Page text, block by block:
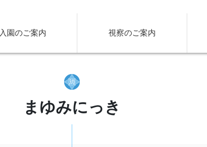
入園のご案内 視察のご案内
まゆみにっき